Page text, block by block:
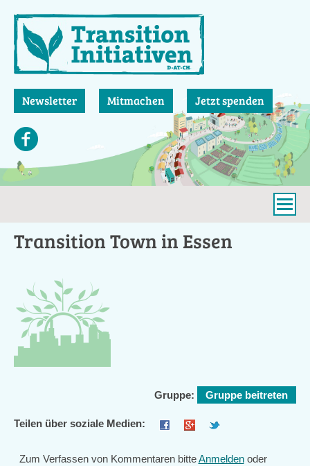
zum
Inhalt
Newsletter Mitmachen Jetzt spenden
Transition Town in Essen
Gruppe: Gruppe beitreten
Teilen über soziale Medien:
Zum Verfassen von Kommentaren bitteAnmeldenoder